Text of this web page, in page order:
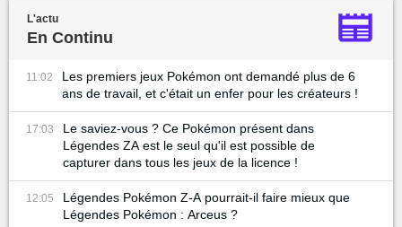
L'actu
En Continu
11:02
Les premiers jeux Pokémon ont demandé plus de 6
ans de travail, et c'était un enfer pour les créateurs !
17:03
Le saviez-vous ? Ce Pokémon présent dans
Légendes ZA est le seul qu'il est possible de
capturer dans tous les jeux de la licence !
12:05
Légendes Pokémon Z-A pourrait-il faire mieux que
Légendes Pokémon : Arceus ?